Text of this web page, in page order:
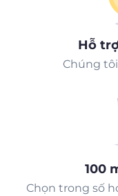
Hỗ
Chúng
100
Chọn trong số